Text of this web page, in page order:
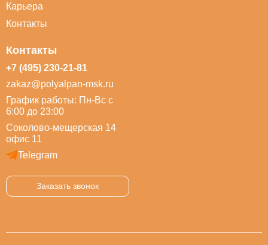
Карьера
Контакты
Контакты
+7 (495) 230-21-81
zakaz@polyalpan-msk.ru
График работы: Пн-Вс с
6:00 до 23:00
Соколово-мещерская 14
офис 11
Telegram
Заказать звонок